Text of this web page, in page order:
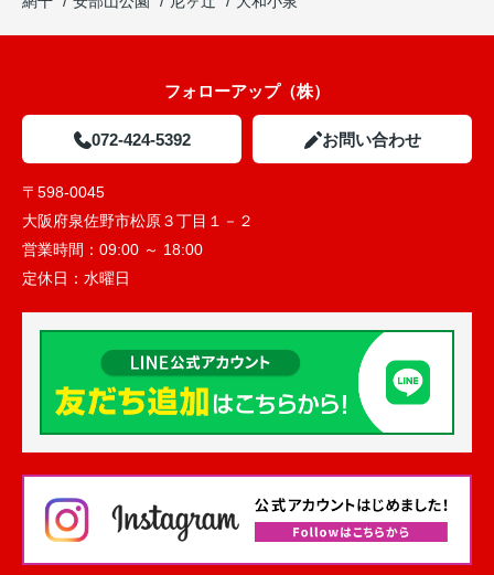
フォローアップ（株）
072-424-5392 お問い合わせ
〒598-0045
大阪府泉佐野市松原３丁目１－２
営業時間： 09:00 ～ 18:00
定休日： 水曜日